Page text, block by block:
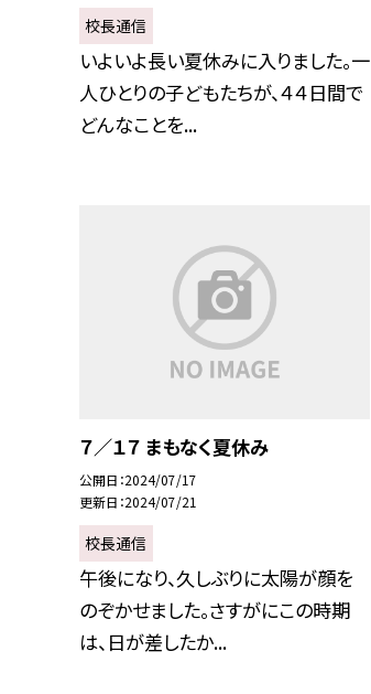
校長通信
いよいよ長い夏休みに入りました。一
人ひとりの子どもたちが、４４日間で
どんなことを...
７／１７ まもなく夏休み
公開日 2024/07/17
更新日 2024/07/21
校長通信
午後になり、久しぶりに太陽が顔を
のぞかせました。さすがにこの時期
は、日が差したか...